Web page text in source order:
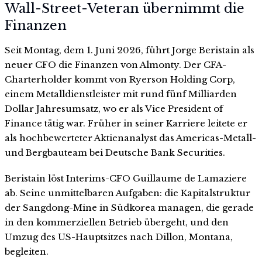
Wall-Street-Veteran übernimmt die
Finanzen
Seit Montag, dem 1. Juni 2026, führt Jorge Beristain als
neuer CFO die Finanzen von Almonty. Der CFA-
Charterholder kommt von Ryerson Holding Corp,
einem Metalldienstleister mit rund fünf Milliarden
Dollar Jahresumsatz, wo er als Vice President of
Finance tätig war. Früher in seiner Karriere leitete er
als hochbewerteter Aktienanalyst das Americas-Metall-
und Bergbauteam bei Deutsche Bank Securities.
Beristain löst Interims-CFO Guillaume de Lamaziere
ab. Seine unmittelbaren Aufgaben: die Kapitalstruktur
der Sangdong-Mine in Südkorea managen, die gerade
in den kommerziellen Betrieb übergeht, und den
Umzug des US-Hauptsitzes nach Dillon, Montana,
begleiten.